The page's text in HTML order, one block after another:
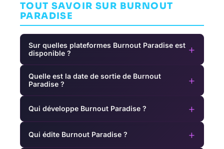
TOUT SAVOIR SUR BURNOUT
PARADISE
Sur quelles plateformes Burnout Paradise est
disponible ?
+
Quelle est la date de sortie de Burnout
Paradise ?
+
Qui développe Burnout Paradise ? +
Qui édite Burnout Paradise ? +